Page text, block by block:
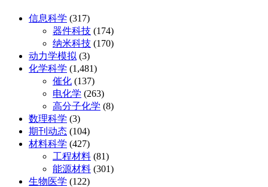
信息科学 (317)
器件科技 (174)
纳米科技 (170)
动力学模拟 (3)
化学科学 (1,481)
催化 (137)
电化学 (263)
高分子化学 (8)
数理科学 (3)
期刊动态 (104)
材料科学 (427)
工程材料 (81)
能源材料 (301)
生物医学 (122)